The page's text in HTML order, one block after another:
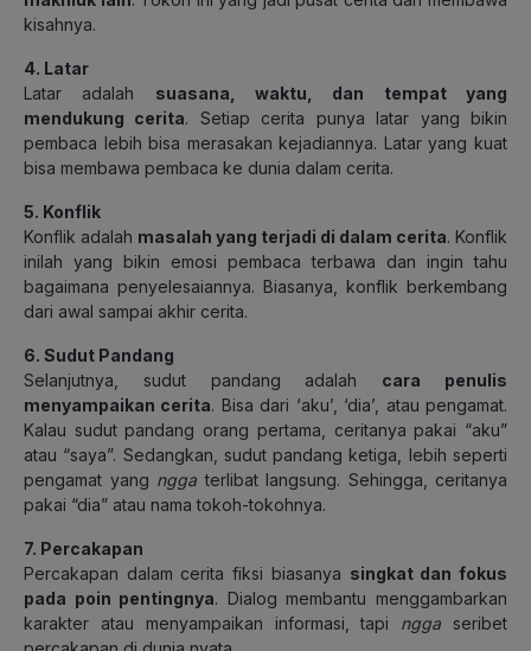
kisahnya.
4. Latar
Latar adalah suasana, waktu, dan tempat yang
mendukung cerita. Setiap cerita punya latar yang bikin
pembaca lebih bisa merasakan kejadiannya. Latar yang kuat
bisa membawa pembaca ke dunia dalam cerita.
5. Konflik
Konflik adalah masalah yang terjadi di dalam cerita. Konflik
inilah yang bikin emosi pembaca terbawa dan ingin tahu
bagaimana penyelesaiannya. Biasanya, konflik berkembang
dari awal sampai akhir cerita.
6. Sudut Pandang
Selanjutnya, sudut pandang adalah cara penulis
menyampaikan cerita. Bisa dari ‘aku’, ‘dia’, atau pengamat.
Kalau sudut pandang orang pertama, ceritanya pakai “aku”
atau “saya”. Sedangkan, sudut pandang ketiga, lebih seperti
pengamat yang ngga terlibat langsung. Sehingga, ceritanya
pakai “dia” atau nama tokoh-tokohnya.
7. Percakapan
Percakapan dalam cerita fiksi biasanya singkat dan fokus
pada poin pentingnya. Dialog membantu menggambarkan
karakter atau menyampaikan informasi, tapi ngga
seribet